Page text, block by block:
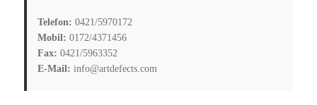
Telefon: 0421/5970172
Mobil: 0172/4371456
Fax: 0421/5963352
E-Mail: info@artdefects.com